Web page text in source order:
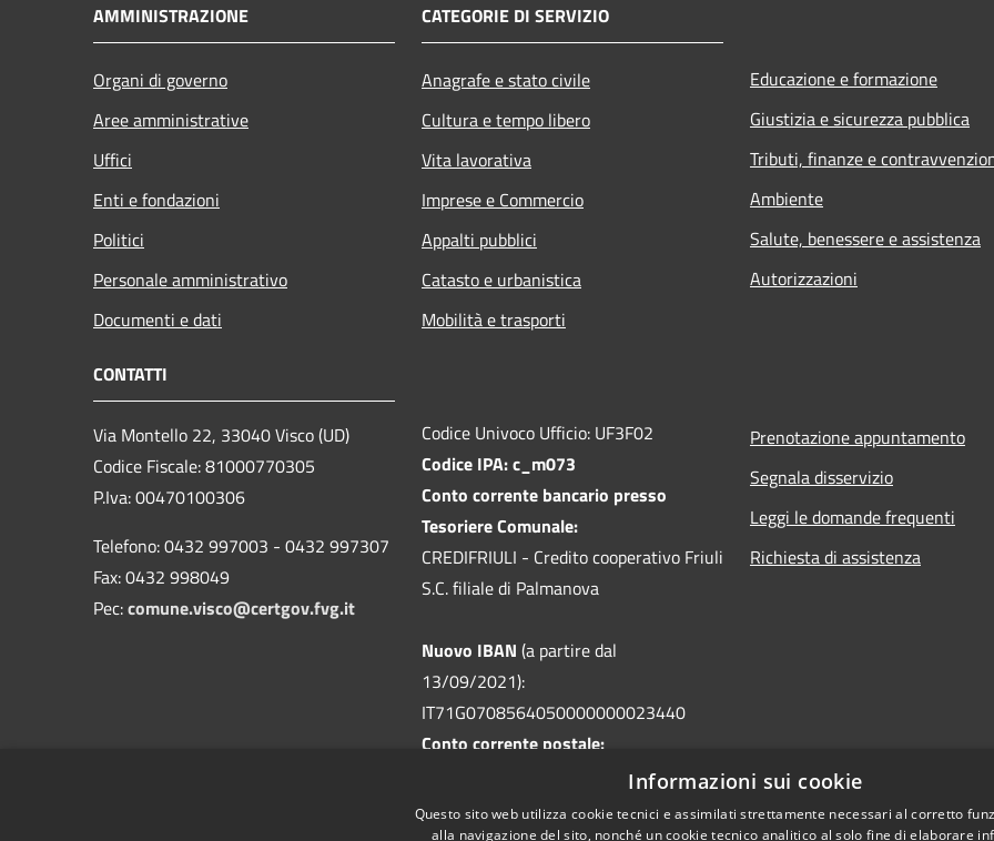
AMMINISTRAZIONE
Organi di governo
Aree amministrative
Uffici
Enti e fondazioni
Politici
Personale amministrativo
Documenti e dati
CATEGORIE DI SERVIZIO
Anagrafe e stato civile
Cultura e tempo libero
Vita lavorativa
Imprese e Commercio
Appalti pubblici
Catasto e urbanistica
Mobilità e trasporti
Educazione e formazione
Giustizia e sicurezza pubblica
Tributi, finanze e
Ambiente
Salute, benessere e assistenza
Autorizzazioni
CONTATTI
Via Montello 22, 33040 Visco (UD)
Codice Fiscale: 81000770305
P.Iva: 00470100306
Telefono: 0432 997003 - 0432 997307
Fax: 0432 998049
Pec:comune.visco@certgov.fvg.it
Codice Univoco Ufficio: UF3F02
Codice IPA: c_m073
Conto corrente bancario presso
Tesoriere Comunale:
CREDIFRIULI - Credito cooperativo Friuli
S.C. filiale di Palmanova
Nuovo IBAN (a partire dal
13/09/2021):
IT71G0708564050000000023440
Conto corrente postale:
Comune di Visco - Servizio Tesoreria
Prenotazione appuntamento
Segnala disservizio
Leggi le domande frequenti
Richiesta di assistenza
Informazioni sui cookie
Questo sito web utilizza cookie tecnici e assimilati strettamente necessari al corretto
alla navigazione del sito, nonché un cookie tecnico analitico al solo fine di elaborare